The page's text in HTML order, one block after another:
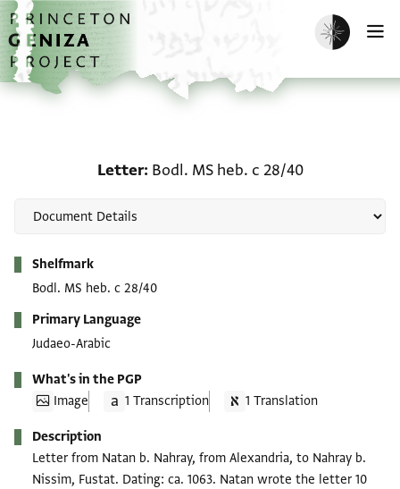
Skip to main content
home
Enable dark
Letter Bodl. MS heb. c 28/40
Shelfmark
Bodl. MS heb. c 28/40
Primary Language
Judaeo-Arabic
What's in the PGP
Image
1 Transcription 1 Translation
Description
Letter from Natan b. Nahray, from Alexandria, to Nahray b.
Nissim, Fustat. Dating: ca. 1063. Natan wrote the letter 10